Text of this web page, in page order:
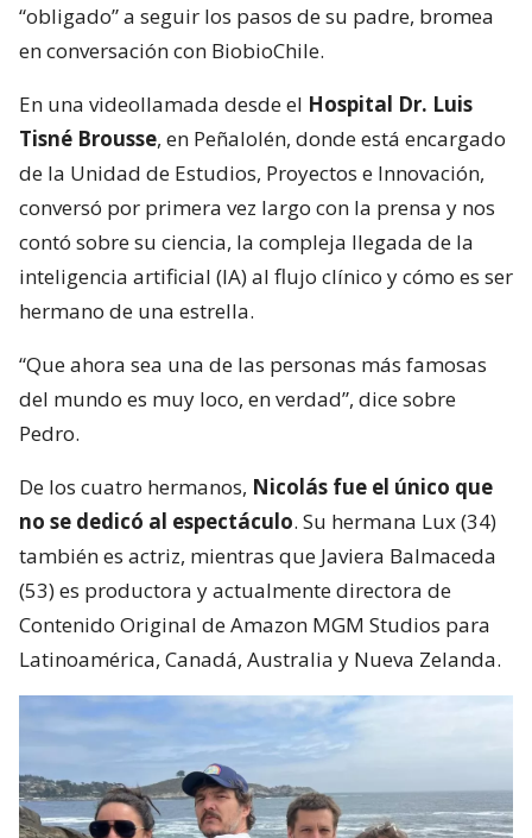
“obligado” a seguir los pasos de su padre, bromea
en conversación con BiobioChile.
En una videollamada desde el Hospital Dr. Luis
Tisné Brousse, en Peñalolén, donde está encargado
de la Unidad de Estudios, Proyectos e Innovación,
conversó por primera vez largo con la prensa y nos
contó sobre su ciencia, la compleja llegada de la
inteligencia artificial (IA) al flujo clínico y cómo es ser
hermano de una estrella.
“Que ahora sea una de las personas más famosas
del mundo es muy loco, en verdad”, dice sobre
Pedro.
De los cuatro hermanos, Nicolás fue el único que
no se dedicó al espectáculo. Su hermana Lux (34)
también es actriz, mientras que Javiera Balmaceda
(53) es productora y actualmente directora de
Contenido Original de Amazon MGM Studios para
Latinoamérica, Canadá, Australia y Nueva Zelanda.